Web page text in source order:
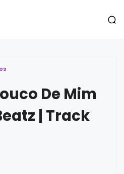
De Mim
| Track